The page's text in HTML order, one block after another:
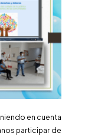
en cuenta
participar de